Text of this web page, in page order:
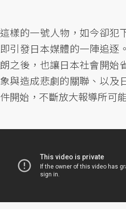
這樣的一號人物，如今卻犯
即引發日本媒體的一陣追逐
朗之後，也讓日本社會開始
象與造成悲劇的關聯、以及
件開始，不斷放大報導所可